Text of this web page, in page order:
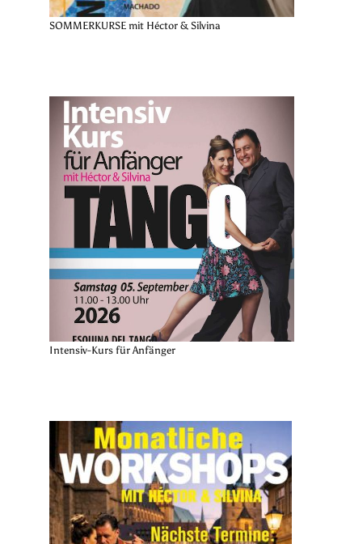
SOMMERKURSE mit Héctor & Silvina
Intensiv-Kurs für Anfänger